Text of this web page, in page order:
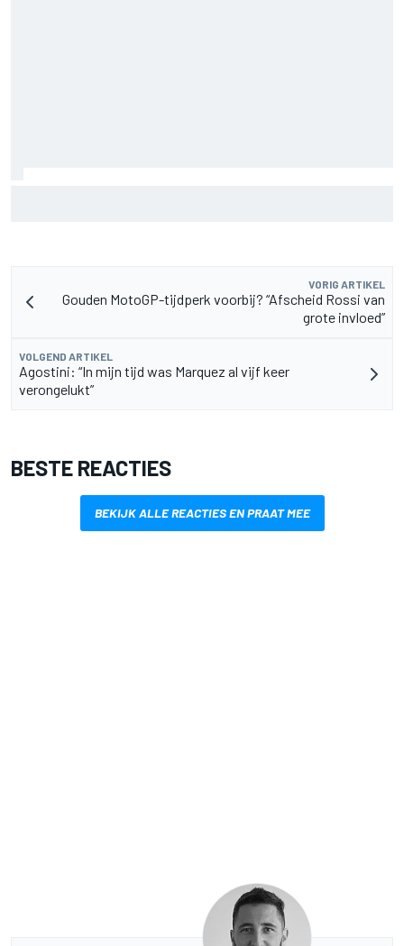
VORIG ARTIKEL
Gouden MotoGP-tijdperk voorbij? “Afscheid Rossi van
grote invloed”
VOLGEND ARTIKEL
Agostini: “In mijn tijd was Marquez al vijf keer
verongelukt”
BESTE REACTIES
BEKIJK ALLE REACTIES EN PRAAT MEE